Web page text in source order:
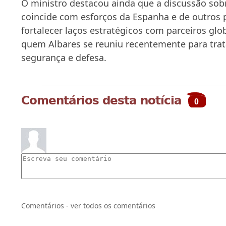
O ministro destacou ainda que a discussão
coincide com esforços da Espanha e de outros
fortalecer laços estratégicos com parceiros
quem Albares se reuniu recentemente para
segurança e defesa.
Comentários desta notícia 0
Comentários - ver todos os comentários